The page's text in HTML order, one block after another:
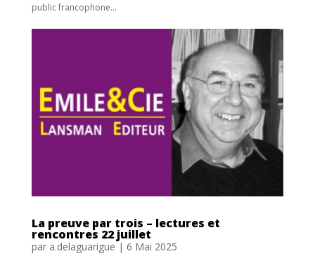
public francophone...
La preuve par trois – lectures et
rencontres 22 juillet
par a.delaguarigue | 6 Mai 2025